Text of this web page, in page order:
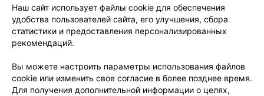
Вакансии
Партнеры
Написать руководителю 103.by
Обработка персональных данных
Наш сайт использует файлы cookie для обеспечения
удобства пользователей сайта, его улучшения, сбора
статистики и предоставления персонализированных
рекомендаций.
Вы можете настроить параметры использования файлов
cookie или изменить свое согласие в более позднее время.
Для получения дополнительной информации о целях,